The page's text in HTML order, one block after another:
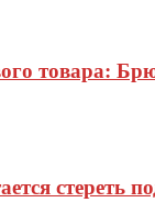
товара:
стереть